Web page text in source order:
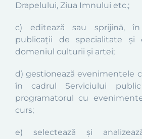
Drapelului, Ziua Imnului etc.;
c) editează sau sprijină,
publicații de specialitate și
domeniul culturii și artei;
d) gestionează evenimentele
în cadrul Serviciului
programatorul cu
curs;
e) selectează și